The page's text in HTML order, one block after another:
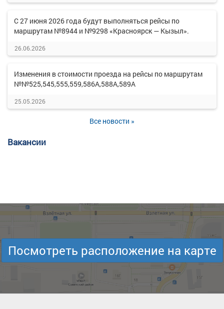
С 27 июня 2026 года будут выполняться рейсы по
маршрутам №8944 и №9298 «Красноярск — Кызыл».
26.06.2026
Изменения в стоимости проезда на рейсы по маршрутам
№№525,545,555,559,586А,588А,589А
25.05.2026
Все новости »
Вакансии
Посмотреть расположение на карте